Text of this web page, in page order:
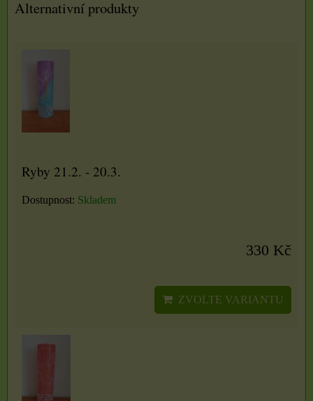
Alternativní produkty
Ryby 21.2. - 20.3.
Dostupnost: Skladem
330 Kč
ZVOLTE VARIANTU